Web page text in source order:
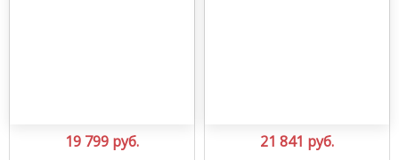
19 799 руб.
21 841 руб.